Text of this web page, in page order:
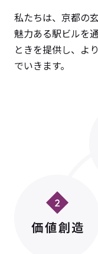
私たちは、京都の
魅力ある駅ビルを通
ときを提供し、よ
でいきます。